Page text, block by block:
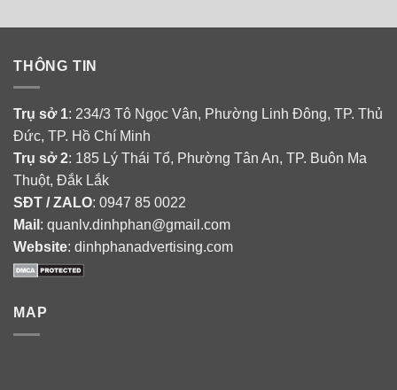
THÔNG TIN
Trụ sở 1: 234/3 Tô Ngọc Vân, Phường Linh Đông, TP. Thủ
Đức, TP. Hồ Chí Minh
Trụ sở 2: 185 Lý Thái Tổ, Phường Tân An, TP. Buôn Ma
Thuột, Đắk Lắk
SĐT / ZALO: 0947 85 0022
Mail : quanlv.dinhphan@gmail.com
Website: dinhphanadvertising.com
MAP